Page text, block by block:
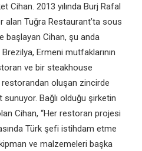
Cihan. 2013 yılında Burj Rafal
alan Tuğra Restaurant’ta sous
başlayan Cihan, şu anda
Ermeni mutfaklarının
ve bir steakhouse
oluşan zincirde
Bağlı olduğu şirketin
Cihan, “Her restoran projesi
Türk şefi istihdam etme
ve malzemeleri başka